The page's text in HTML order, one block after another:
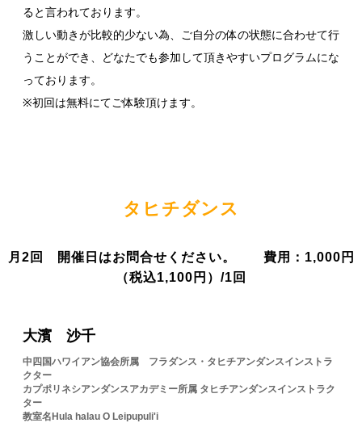
ると言われております。
激しい動きが比較的少ない為、ご自分の体の状態に合わせて行
うことができ、どなたでも参加して頂きやすいプログラムにな
っております。
※初回は無料にてご体験頂けます。
タヒチダンス
月2回 開催日はお問合せください。 費用：1,000円
（税込1,100円）/1回
大濱 沙千
中四国ハワイアン協会所属 フラダンス・タヒチアンダンスインストラ
クター
カプポリネシアンダンスアカデミー所属 タヒチアンダンスインストラク
ター
教室名Hula halau O Leipupuli'i